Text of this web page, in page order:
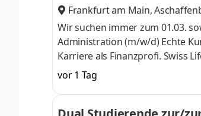
Frankfurt am Main,
en, Berlin ,
Wir suchen immer zum 01.03.
Administration (m/w/d) Echte
Karriere als Finanzprofi. Swiss
Swiss Life-Gruppe, einem
Beraterinnen und Berater
mit Zuversicht in ihre Zukunft
vor Ort) zusammen mit deinem
vor 1 Tag